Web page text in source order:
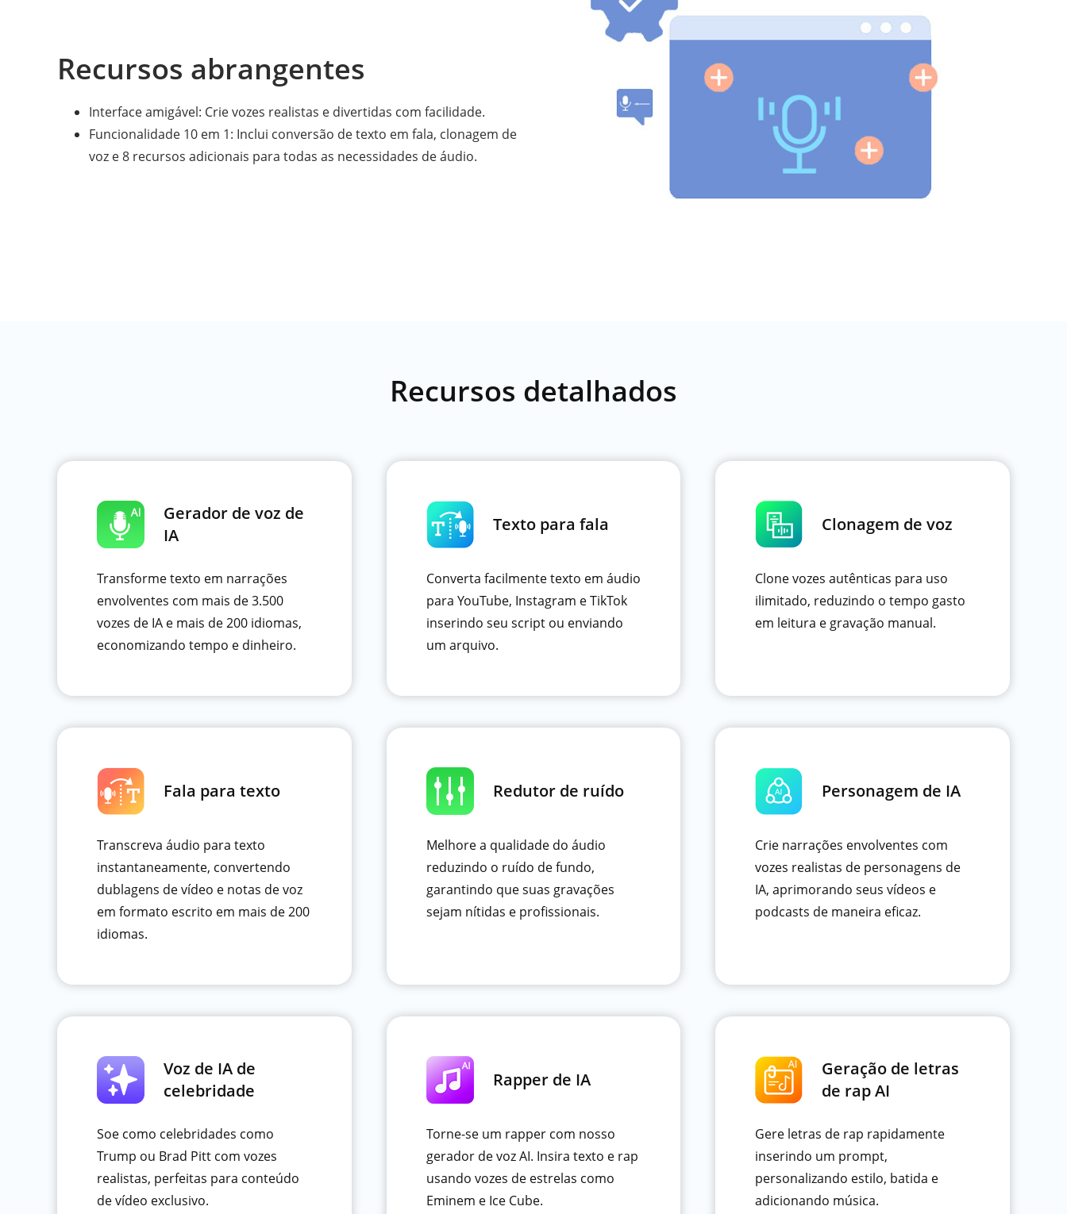
Recursos abrangentes
Interface amigável: Crie vozes realistas e divertidas com facilidade.
Funcionalidade 10 em 1: Inclui conversão de texto em fala, clonagem de
voz e 8 recursos adicionais para todas as necessidades de áudio.
Recursos detalhados
Gerador de voz de
IA
Transforme texto em narrações
envolventes com mais de 3.500
vozes de IA e mais de 200 idiomas,
economizando tempo e dinheiro.
Texto para fala
Converta facilmente texto em áudio
para YouTube, Instagram e TikTok
inserindo seu script ou enviando
um arquivo.
Clonagem de voz
Clone vozes autênticas para uso
ilimitado, reduzindo o tempo gasto
em leitura e gravação manual.
Fala para texto
Transcreva áudio para texto
instantaneamente, convertendo
dublagens de vídeo e notas de voz
em formato escrito em mais de 200
idiomas.
Redutor de ruído
Melhore a qualidade do áudio
reduzindo o ruído de fundo,
garantindo que suas gravações
sejam nítidas e profissionais.
Personagem de IA
Crie narrações envolventes com
vozes realistas de personagens de
IA, aprimorando seus vídeos e
podcasts de maneira eficaz.
Voz de IA de
celebridade
Soe como celebridades como
Trump ou Brad Pitt com vozes
realistas, perfeitas para conteúdo
de vídeo exclusivo.
Rapper de IA
Torne-se um rapper com nosso
gerador de voz AI. Insira texto e rap
usando vozes de estrelas como
Eminem e Ice Cube.
Geração de letras
de rap AI
Gere letras de rap rapidamente
inserindo um prompt,
personalizando estilo, batida e
adicionando música.